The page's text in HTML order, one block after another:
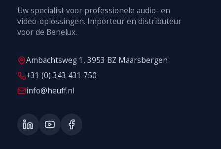
Uw specialist voor professionele audio- en
video-oplossingen. Importeur en distributeur
voor de Benelux.
Ambachtsweg 1, 3953 BZ Maarsbergen
+31 (0) 343 431 750
info@heuff.nl